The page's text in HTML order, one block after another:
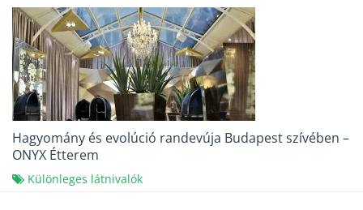
Hagyomány és evolúció randevúja Budapest szívében –
ONYX Étterem
Különleges látnivalók